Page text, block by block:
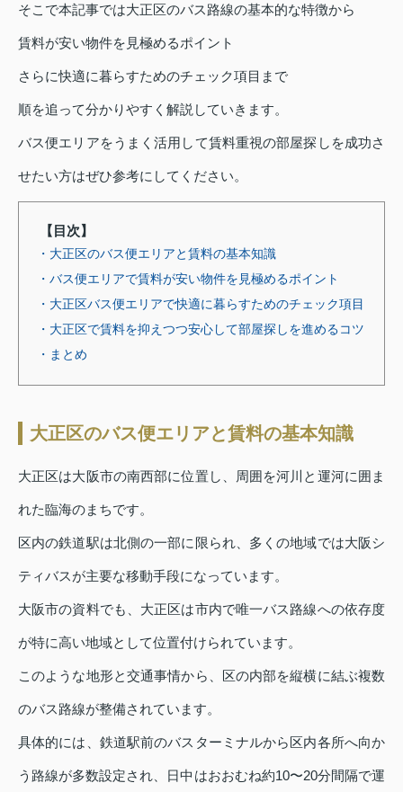
そこで本記事では大正区のバス路線の基本的な特徴から
賃料が安い物件を見極めるポイント
さらに快適に暮らすためのチェック項目まで
順を追って分かりやすく解説していきます。
バス便エリアをうまく活用して賃料重視の部屋探しを成功さ
せたい方はぜひ参考にしてください。
【目次】
・大正区のバス便エリアと賃料の基本知識
・バス便エリアで賃料が安い物件を見極めるポイント
・大正区バス便エリアで快適に暮らすためのチェック項目
・大正区で賃料を抑えつつ安心して部屋探しを進めるコツ
・まとめ
大正区のバス便エリアと賃料の基本知識
大正区は大阪市の南西部に位置し、周囲を河川と運河に囲ま
れた臨海のまちです。
区内の鉄道駅は北側の一部に限られ、多くの地域では大阪シ
ティバスが主要な移動手段になっています。
大阪市の資料でも、大正区は市内で唯一バス路線への依存度
が特に高い地域として位置付けられています。
このような地形と交通事情から、区の内部を縦横に結ぶ複数
のバス路線が整備されています。
具体的には、鉄道駅前のバスターミナルから区内各所へ向か
う路線が多数設定され、日中はおおむね約10〜20分間隔で運